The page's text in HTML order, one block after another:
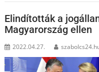
Elindították a
Magyarország ellen
2022.04.27.